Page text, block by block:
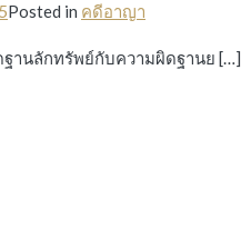
Posted in คดีอาญา
านลักทรัพย์กับความผิดฐานย […]